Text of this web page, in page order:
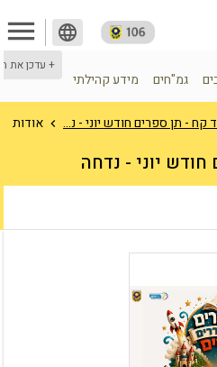
language
menu
גמ"חים מידע קהילתי
+ עדכן את
קח - תן ספרים חודש יוני - נ... אודות
יוני - נדחה